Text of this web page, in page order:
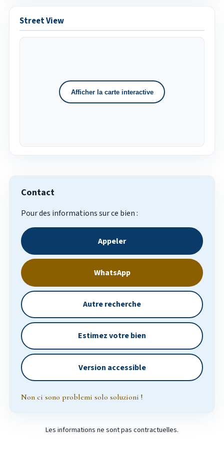
Street View
Afficher la carte interactive
Contact
Pour des informations sur ce bien :
Appeler
WhatsApp
Autre recherche
Estimez votre bien
Version accessible
Non ci sono problemi solo soluzioni !
Les informations ne sont pas contractuelles.